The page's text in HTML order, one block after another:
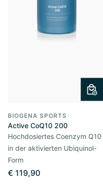
BIOGENA SPORTS
Active CoQ10 200
Hochdosiertes Coenzym Q10
in der aktivierten Ubiquinol-
Form
€ 119,90